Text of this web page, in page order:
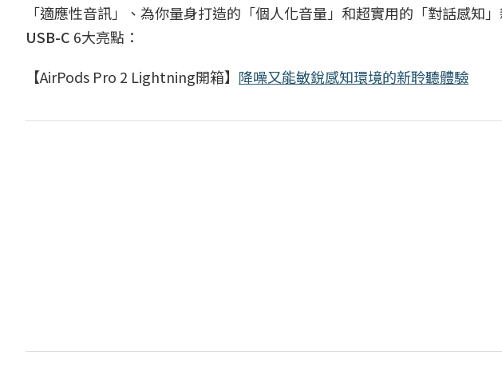
「適應性音訊」、為你量身打造的「個人化音量」和超實用的「對話感知
USB-C 6大亮點：
【AirPods Pro 2 Lightning開箱】 降噪又能敏銳感知環境的新聆聽體驗